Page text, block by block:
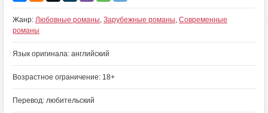
Жанр: Любовные романы, Зарубежные романы, Современные
романы
Язык оригинала: английский
Возрастное ограничение: 18+
Перевод: любительский